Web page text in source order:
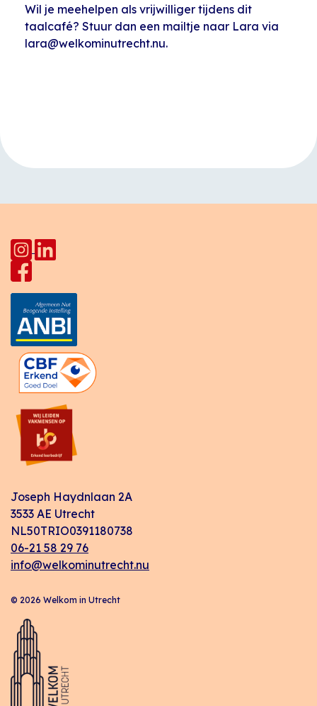
Wil je meehelpen als vrijwilliger tijdens dit
taalcafé? Stuur dan een mailtje naar Lara via
lara@welkominutrecht.nu.
Joseph Haydnlaan 2A
3533 AE Utrecht
NL50TRIO0391180738
06-21 58 29 76
info@welkominutrecht.nu
© 2026 Welkom in Utrecht